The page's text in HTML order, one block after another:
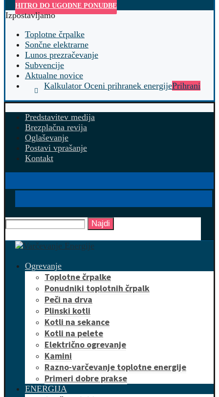
HITRO DO UGODNE PONUDBE
Izpostavljamo
Toplotne črpalke
Sončne elektrarne
Lunos prezračevanje
Subvencije
Aktualne novice
Kalkulator Oceni prihranek energijePrihrani
Predstavitev medija
Brezplačna revija
Oglaševanje
Postavi vprašanje
Kontakt
Najdi
Ogrevanje
Toplotne črpalke
Ponudniki toplotnih črpalk
Peči na drva
Plinski kotli
Kotli na sekance
Kotli na pelete
Električno ogrevanje
Kamini
Razno-varčevanje toplotne energije
Primeri dobre prakse
ENERGIJA